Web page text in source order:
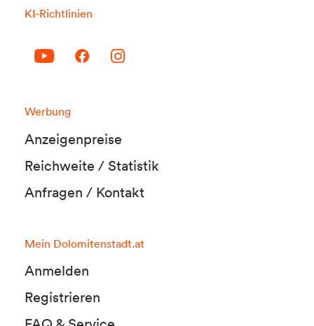
KI-Richtlinien
Werbung
Anzeigenpreise
Reichweite / Statistik
Anfragen / Kontakt
Mein Dolomitenstadt.at
Anmelden
Registrieren